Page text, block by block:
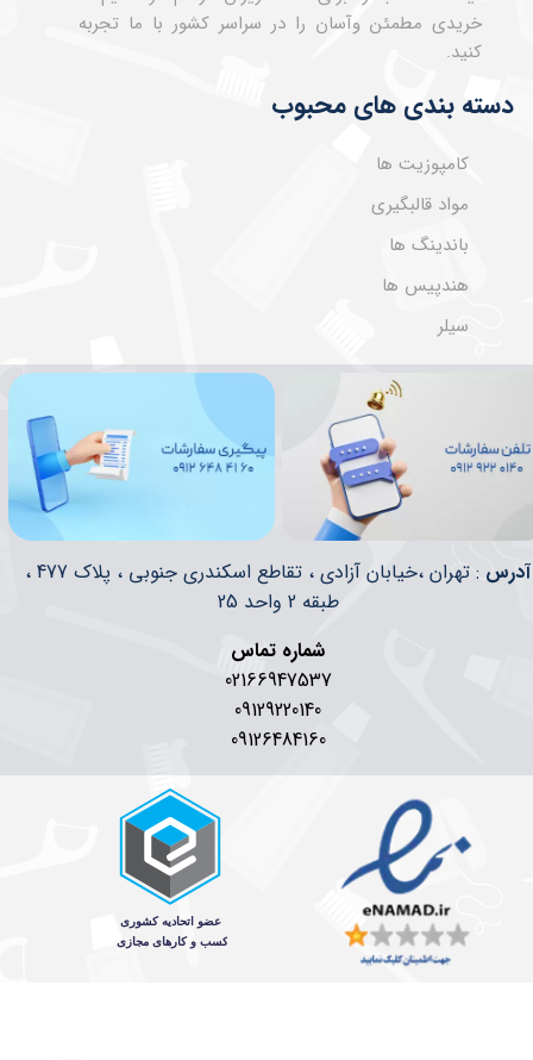
خریدی مطمئن وآسان را در سراسر کشور با ما تجربه
کنید.
دسته بندی های محبوب
کامپوزیت ها
مواد قالبگیری
باندینگ ها
هندپیس ها
سیلر
​​آدرس
: تهران ،خیابان آزادی ، تقاطع اسکندری جنوبی ، پلاک 477 ،
طبقه 2 واحد 25
شماره تماس
02166947537
09129220140
09126484160